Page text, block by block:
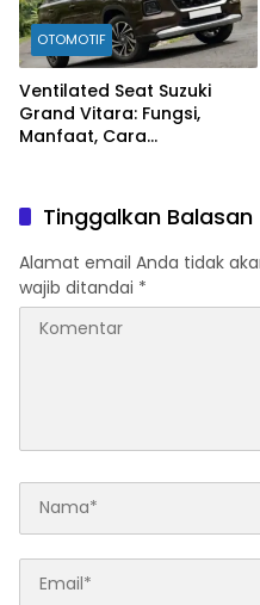
OTOMOTIF
Ventilated Seat Suzuki
Grand Vitara: Fungsi,
Manfaat, Cara
Tinggalkan Balasan
Alamat email Anda tidak
wajib ditandai *